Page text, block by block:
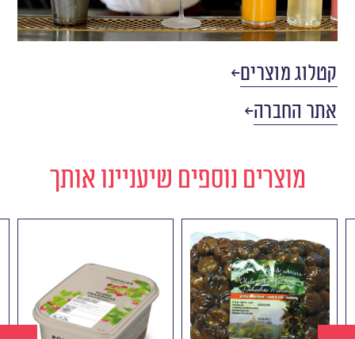
קטלוג מוצרים
אתר החברה
מוצרים נוספים שיעניינו אותך